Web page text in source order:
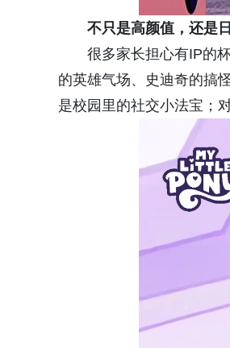
不只是高颜值， 还是
很多家长担心有IP的
的英雄气场、史迪奇的搞
是校园里的社交小法宝；